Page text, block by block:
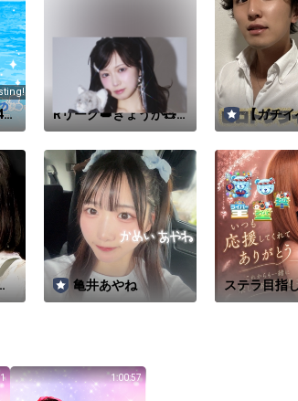
葉原ビジョンCM1位有難う
で
Rリーグ👑きょうか🧸
【特撮がるず】山田杏
華
【ガチイ
ゅ】ヒ
マック
クライマ
亀井あやね
ステラ目指
をアワード
1:00:57